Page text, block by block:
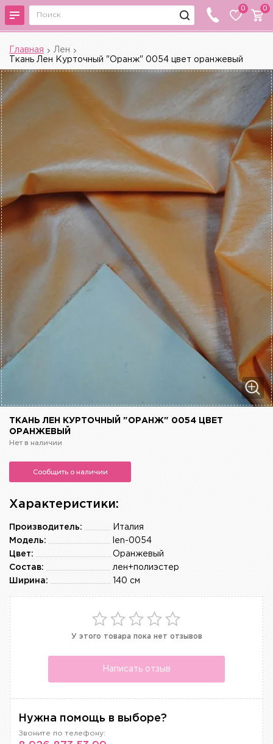
0 0
Главная
Лен
Ткань Лен Курточный "Оранж" 0054 цвет оранжевый
ТКАНЬ ЛЕН КУРТОЧНЫЙ "ОРАНЖ" 0054 ЦВЕТ
ОРАНЖЕВЫЙ
Нет в наличии
Сообщить о наличии
Характеристики:
Италия
Производитель:
len-0054
Модель:
Оранжевый
Цвет:
лен+полиэстер
Состав:
140 см
Ширина:
У этого товара пока нет отзывов
Написать отзыв
Нужна помощь в выборе?
Звоните по телефону: